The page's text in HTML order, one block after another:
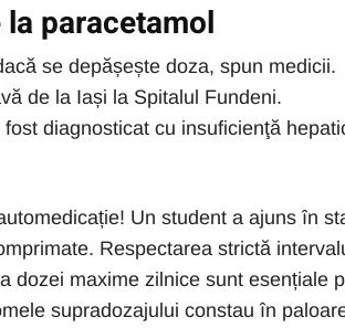
paracetamol
se depășește doza, spun medicii.
de la Iași la Spitalul Fundeni.
diagnosticat cu insuficienţă
Un student a ajuns în
Respectarea strictă
dozei maxime zilnice sunt esențiale
supradozajului constau în